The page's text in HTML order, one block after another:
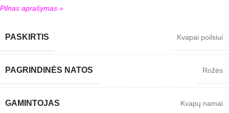
Pilnas aprašymas »
PASKIRTIS Kvapai poilsiui
PAGRINDINĖS NATOS Rožės
GAMINTOJAS Kvapų namai